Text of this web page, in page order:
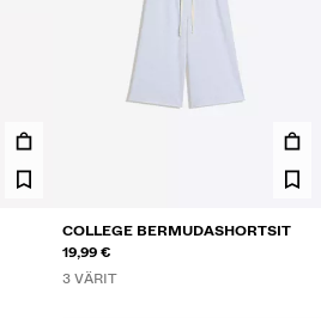
COLLEGE BERMUDASHORTSIT
19,99 €
3 VÄRIT